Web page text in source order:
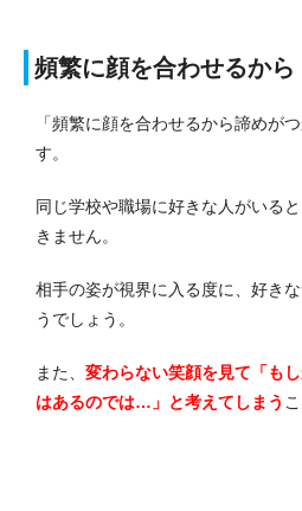
頻繁に顔を合わせるから
「頻繁に顔を合わせるから諦めが
す。
同じ学校や職場に好きな人がいる
きません。
相手の姿が視界に入る度に、好き
うでしょう。
また、 変わらない笑顔を見て「も
はあるのでは…」と考えてしまう